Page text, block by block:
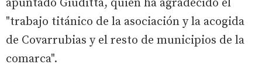
apuntado Giuditta, quien ha agradecido el
"trabajo titánico de la asociación y la acogida
de Covarrubias y el resto de municipios de la
comarca".